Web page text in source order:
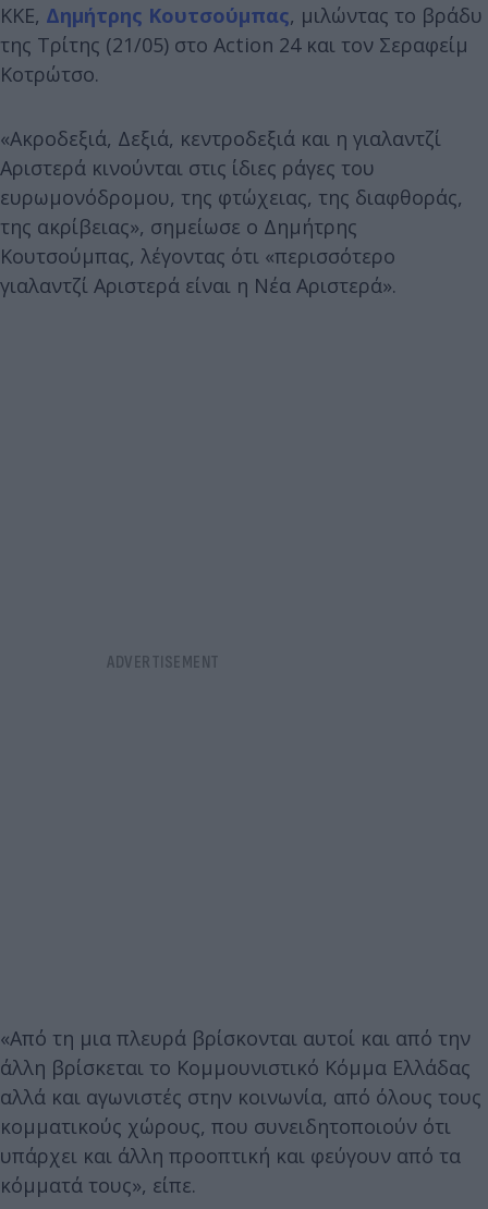
ΚΚΕ, Δημήτρης Κουτσούμπας, μιλώντας το βράδυ
της Τρίτης (21/05) στο Action 24 και τον Σεραφείμ
Κοτρώτσο.
«Ακροδεξιά, Δεξιά, κεντροδεξιά και η γιαλαντζί
Αριστερά κινούνται στις ίδιες ράγες του
ευρωμονόδρομου, της φτώχειας, της διαφθοράς,
της ακρίβειας», σημείωσε ο Δημήτρης
Κουτσούμπας, λέγοντας ότι «περισσότερο
γιαλαντζί Αριστερά είναι η Νέα Αριστερά».
«Από τη μια πλευρά βρίσκονται αυτοί και από την
άλλη βρίσκεται το Κομμουνιστικό Κόμμα Ελλάδας
αλλά και αγωνιστές στην κοινωνία, από όλους τους
κομματικούς χώρους, που συνειδητοποιούν ότι
υπάρχει και άλλη προοπτική και φεύγουν από τα
κόμματά τους», είπε.